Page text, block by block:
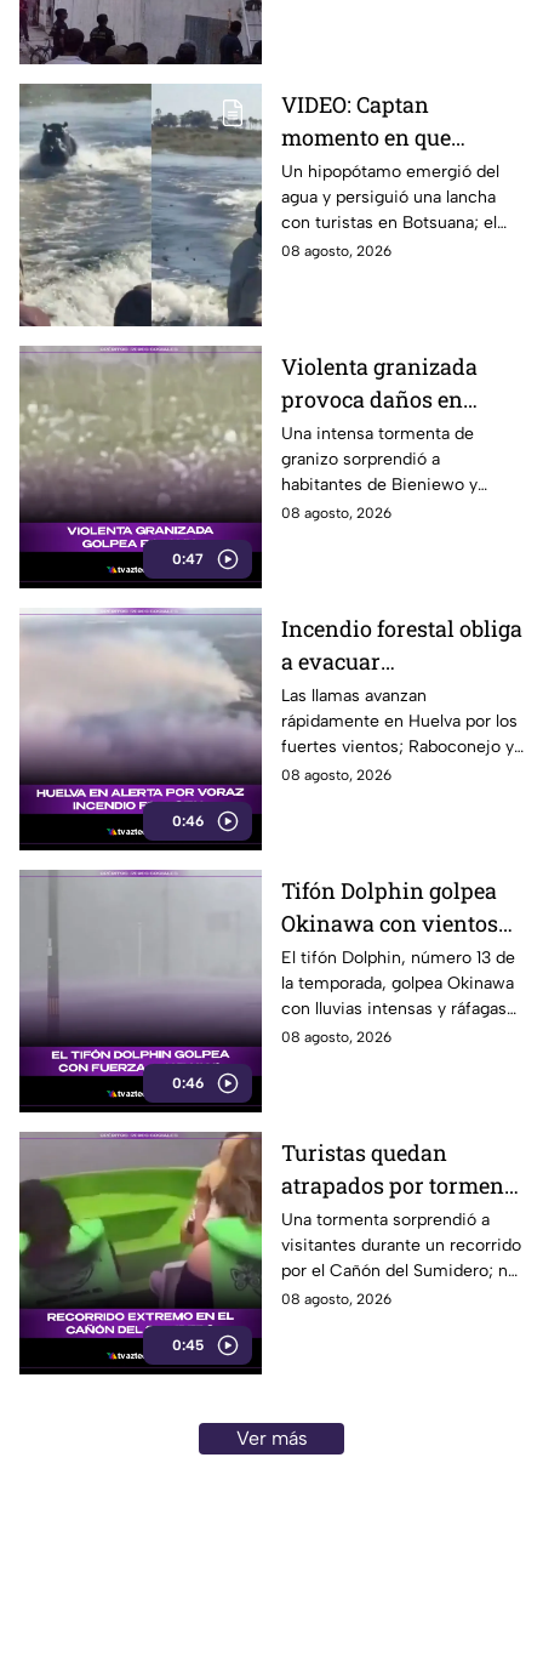
VIDEO: Captan
momento en que
hipopótamo sale del
agua para perseguir a
turistas en lancha
Un hipopótamo emergió del
agua y persiguió una lancha
con turistas en Botsuana; el
guía aceleró a tiempo para
08 agosto, 2026
0:47
Violenta granizada
provoca daños en
vehículos en Polonia
Una intensa tormenta de
granizo sorprendió a
habitantes de Bieniewo y
provocó daños en los cristales
08 agosto, 2026
0:46
Incendio forestal obliga
a evacuar
comunidades en
Huelva
Las llamas avanzan
rápidamente en Huelva por los
fuertes vientos; Raboconejo y
Caballón fueron evacuadas
08 agosto, 2026
0:46
Tifón Dolphin golpea
Okinawa con vientos
de hasta 157 km/h
El tifón Dolphin, número 13 de
la temporada, golpea Okinawa
con lluvias intensas y ráfagas
de hasta 157 kilómetros por
08 agosto, 2026
0:45
Turistas quedan
atrapados por tormenta
en el Cañón del
Sumidero
Una tormenta sorprendió a
visitantes durante un recorrido
por el Cañón del Sumidero; no
se reportaron personas heridas
08 agosto, 2026
Ver más